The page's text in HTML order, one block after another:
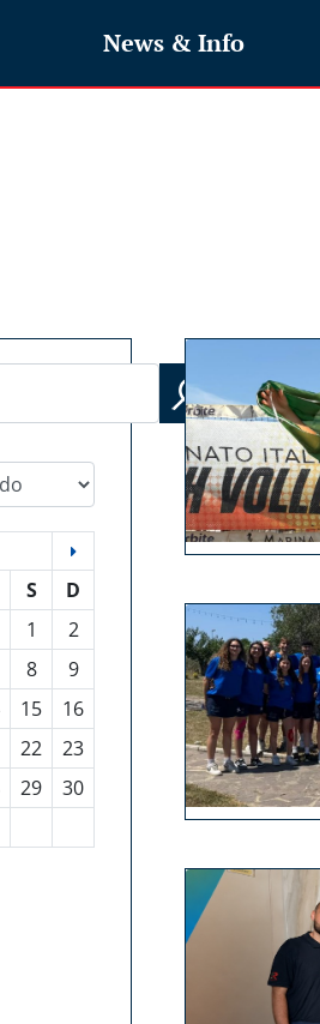
News & Info
S
D
1
2
8
9
15
16
22
23
29
30